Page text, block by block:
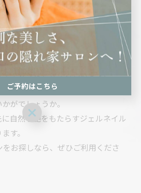
には、ラウンド・オーバル・ポイン
アオフなどが挙げられます。
が異なるため、好みやシーンに合わ
がでしょうか。
に自然な艶をもたらすジェルネイル
す。
お探しなら、ぜひご利用くださ
ご予約はこちら
ご予約はこちら